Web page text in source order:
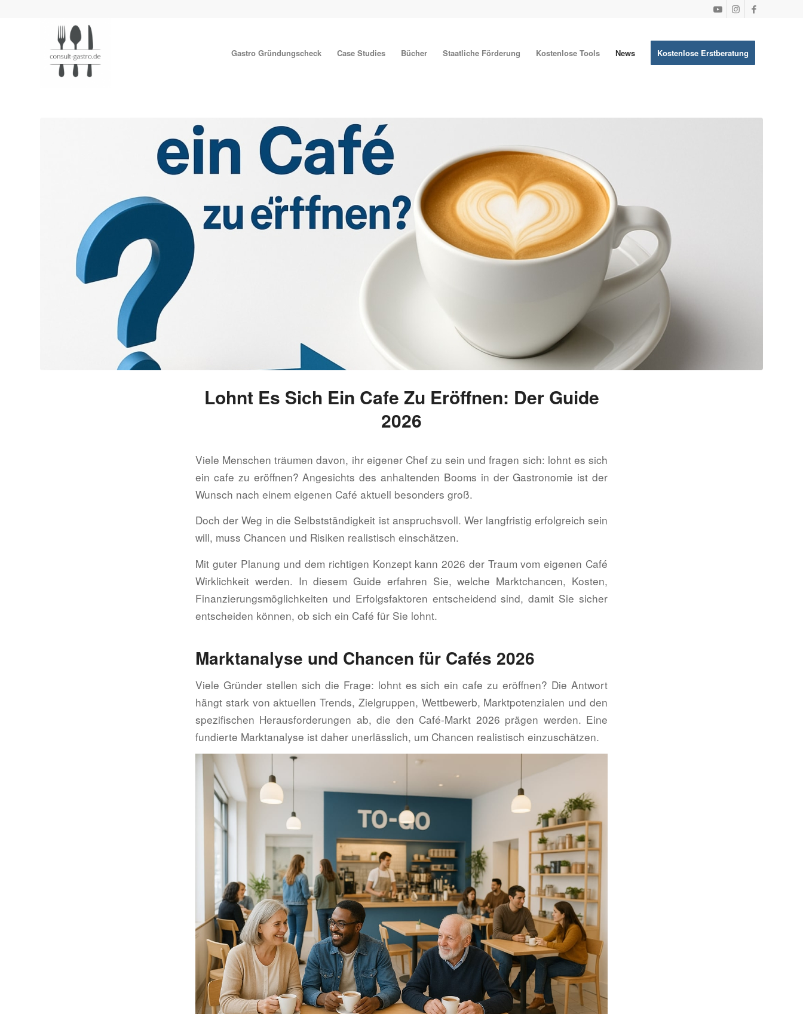
Gastro Gründungscheck Case Studies Bücher Staatliche Förderung Kostenlose Tools News Kostenlose Erstberatung
Lohnt Es Sich Ein Cafe Zu Eröffnen: Der Guide
2026
Viele Menschen träumen davon, ihr eigener Chef zu sein und fragen sich: lohnt es sich
ein cafe zu eröffnen? Angesichts des anhaltenden Booms in der Gastronomie ist der
Wunsch nach einem eigenen Café aktuell besonders groß.
Doch der Weg in die Selbstständigkeit ist anspruchsvoll. Wer langfristig erfolgreich sein
will, muss Chancen und Risiken realistisch einschätzen.
Mit guter Planung und dem richtigen Konzept kann 2026 der Traum vom eigenen Café
Wirklichkeit werden. In diesem Guide erfahren Sie, welche Marktchancen, Kosten,
Finanzierungsmöglichkeiten und Erfolgsfaktoren entscheidend sind, damit Sie sicher
entscheiden können, ob sich ein Café für Sie lohnt.
Marktanalyse und Chancen für Cafés 2026
Viele Gründer stellen sich die Frage: lohnt es sich ein cafe zu eröffnen? Die Antwort
hängt stark von aktuellen Trends, Zielgruppen, Wettbewerb, Marktpotenzialen und den
spezifischen Herausforderungen ab, die den Café-Markt 2026 prägen werden. Eine
fundierte Marktanalyse ist daher unerlässlich, um Chancen realistisch einzuschätzen.